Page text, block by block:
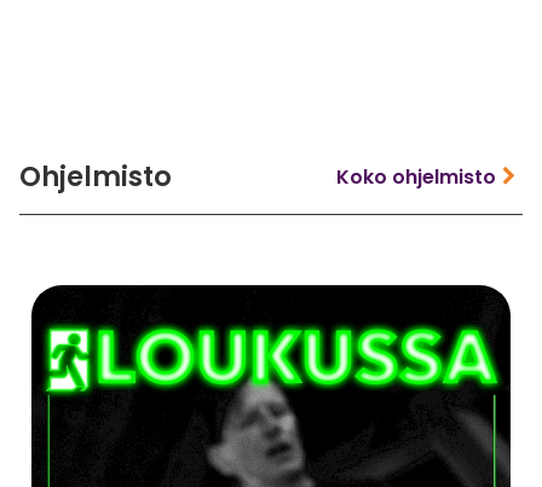
Ohjelmisto Koko ohjelmisto